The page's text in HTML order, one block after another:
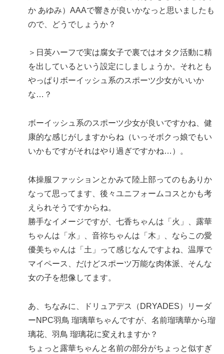
か あゆみ）AAAで響きが良いかなっと思いましたも
ので、どうでしょうか？
＞日英ハーフで実は腐女子で裏ではオタク活動に精
を出しているという設定にしましょうか。それとも
やっぱりボーイッシュ系のスポーツ少女がいいか
な…？
ボーイッシュ系のスポーツ少女が良いですかね、健
康的な感じがしますからね（いっそボクっ娘でもい
いかもですがそれはやり過ぎですかね…）。
体操服ファッションとかみて陸上部ってのもありか
なって思ってます、後々ユニフォームコスとかも考
えられそうですからね。
勝手なイメージですが、七香ちゃんは「火」、露華
ちゃんは「水」、音祢ちゃんは「木」、ならこの愛
優美ちゃんは「土」って感じなんですよね、温厚で
マイペース、だけどスポーツ万能な肉体派、そんな
女の子を想像してます。
あ、ちなみに、ドリュアデス（DRYADES）リーダ
ーNPC羽鳥 瑠璃華ちゃんですが、名前瑠璃華から瑠
璃花、羽鳥 瑠璃花に変えれますか？
ちょっと露華ちゃんと名前の部分がちょっと似すぎ